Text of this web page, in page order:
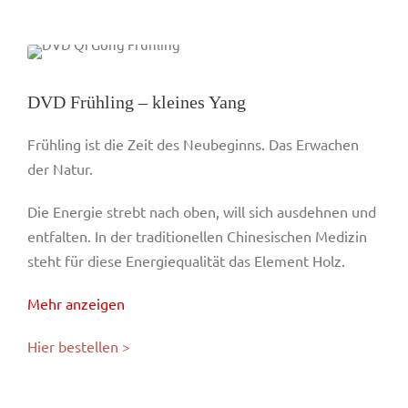
DVD Frühling – kleines Yang
Frühling ist die Zeit des Neubeginns. Das Erwachen
der Natur.
Die Energie strebt nach oben, will sich ausdehnen und
entfalten. In der traditionellen Chinesischen Medizin
steht für diese Energiequalität das Element Holz.
Mehr anzeigen
Hier bestellen >